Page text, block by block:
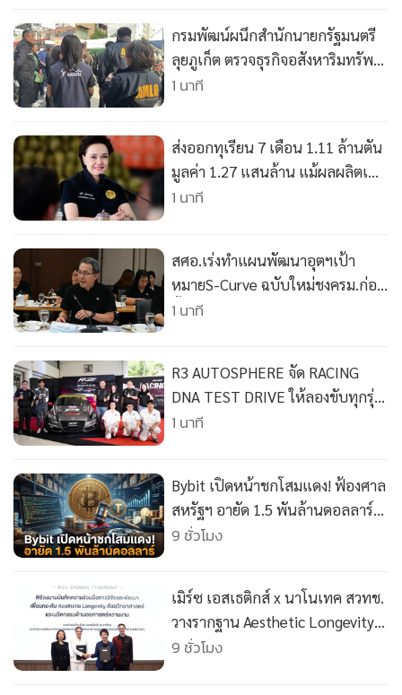
กรมพัฒน์ผนึกสำนักนายกรัฐมนตรี
ลุยภูเก็ต ตรวจธุรกิจอสังหาริมทรัพย์-
บริการชายหาด
1 นาที
ส่งออกทุเรียน 7 เดือน 1.11 ล้านตัน
มูลค่า 1.27 แสนล้าน แม้ผลผลิตเพิ่ม
ต้นทุนสูง คู่แข่งแย่งตลาด
1 นาที
สศอ.เร่งทำแผนพัฒนาอุตฯเป้า
หมายS-Curve ฉบับใหม่ชงครม.ก่อน
สิ้นสุดปี70
1 นาที
R3 AUTOSPHERE จัด RACING
DNA TEST DRIVE ให้ลองขับทุกรุ่น
พร้อมหนุน P1 Automotive
1 นาที
Bybit เปิดหน้าชกโสมแดง! ฟ้องศาล
สหรัฐฯ อายัด 1.5 พันล้านดอลลาร์
ดัดหลัง “รัฐโจรไซเบอร์”
9 ชั่วโมง
เมิร์ซ เอสเธติกส์ x นาโนเทค สวทช.
วางรากฐาน Aesthetic Longevity
ดันไทยสู่เศรษฐกิจสุขภาพ
9 ชั่วโมง